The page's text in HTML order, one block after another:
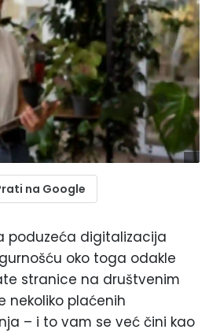
na Google
poduzeća digitalizacija
oko toga odakle
stranice na društvenim
nekoliko plaćenih
– i to vam se već čini kao